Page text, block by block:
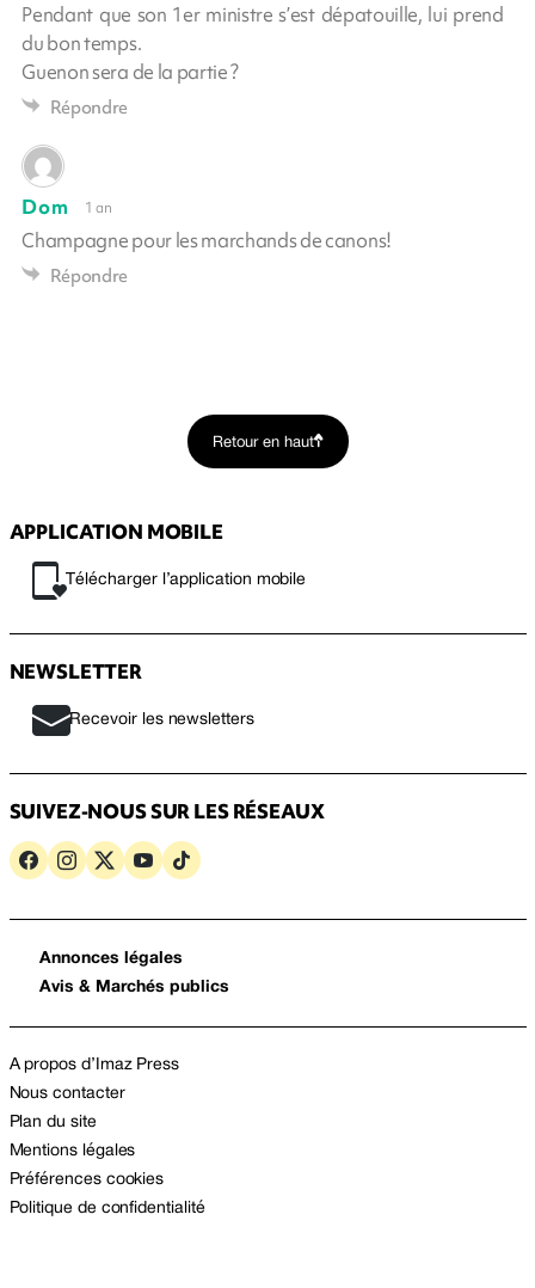
Pendant que son 1er ministre s’est dépatouille, lui prend
du bon temps.
Guenon sera de la partie ?
Répondre
Dom 1 an
Champagne pour les marchands de canons!
Répondre
Retour en haut
APPLICATION MOBILE
Télécharger l’application mobile
NEWSLETTER
Recevoir les newsletters
SUIVEZ-NOUS SUR LES RÉSEAUX
Annonces légales
Avis & Marchés publics
A propos d’Imaz Press
Nous contacter
Plan du site
Mentions légales
Préférences cookies
Politique de confidentialité